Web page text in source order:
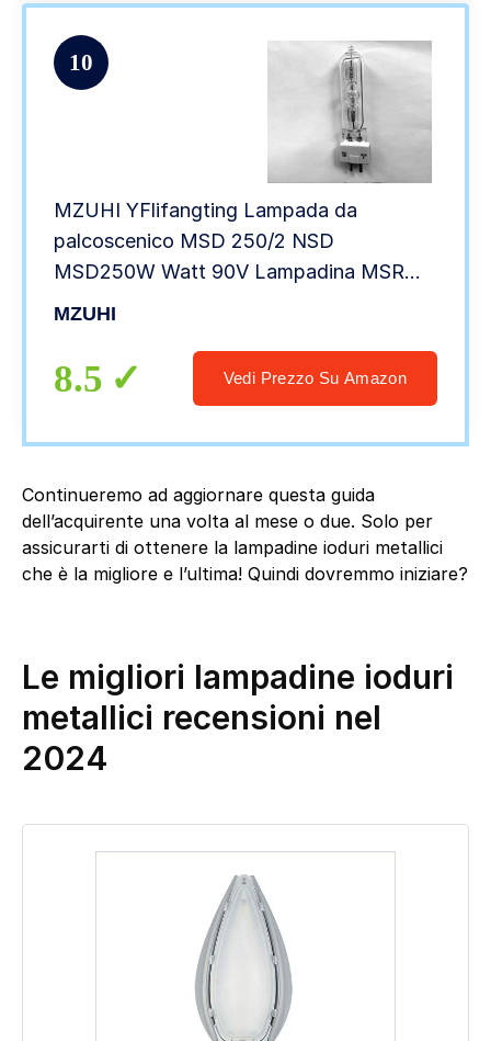
10
MZUHI YFlifangting Lampada da
palcoscenico MSD 250/2 NSD
MSD250W Watt 90V Lampadina MSR
8000K Lampada a ioduri metallici da
MZUHI
8.5 Vedi Prezzo Su Amazon
Continueremo ad aggiornare questa guida
dell’acquirente una volta al mese o due. Solo per
assicurarti di ottenere la lampadine ioduri metallici
che è la migliore e l’ultima! Quindi dovremmo iniziare?
Le migliori lampadine ioduri
metallici recensioni nel
2024